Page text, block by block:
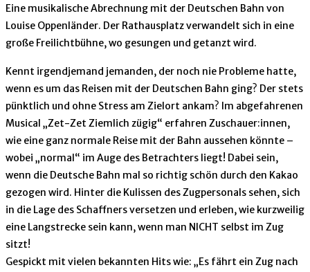
Eine musikalische Abrechnung mit der Deutschen Bahn von
Louise Oppenländer. Der Rathausplatz verwandelt sich in eine
große Freilichtbühne, wo gesungen und getanzt wird.
Kennt irgendjemand jemanden, der noch nie Probleme hatte,
wenn es um das Reisen mit der Deutschen Bahn ging? Der stets
pünktlich und ohne Stress am Zielort ankam? Im abgefahrenen
Musical „Zet-Zet Ziemlich zügig“ erfahren Zuschauer:innen,
wie eine ganz normale Reise mit der Bahn aussehen könnte –
wobei „normal“ im Auge des Betrachters liegt! Dabei sein,
wenn die Deutsche Bahn mal so richtig schön durch den Kakao
gezogen wird. Hinter die Kulissen des Zugpersonals sehen, sich
in die Lage des Schaffners versetzen und erleben, wie kurzweilig
eine Langstrecke sein kann, wenn man NICHT selbst im Zug
sitzt!
Gespickt mit vielen bekannten Hits wie: „Es fährt ein Zug nach